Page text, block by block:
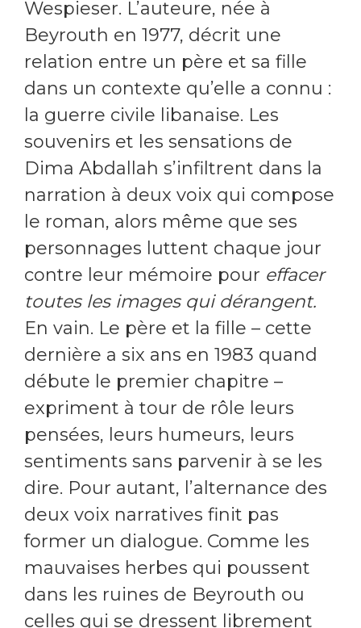
Wespieser. L’auteure, née à
Beyrouth en 1977, décrit une
relation entre un père et sa fille
dans un contexte qu’elle a connu :
la guerre civile libanaise. Les
souvenirs et les sensations de
Dima Abdallah s’infiltrent dans la
narration à deux voix qui compose
le roman, alors même que ses
personnages luttent chaque jour
contre leur mémoire pour effacer
toutes les images qui dérangent.
En vain. Le père et la fille – cette
dernière a six ans en 1983 quand
débute le premier chapitre –
expriment à tour de rôle leurs
pensées, leurs humeurs, leurs
sentiments sans parvenir à se les
dire. Pour autant, l’alternance des
deux voix narratives finit pas
former un dialogue. Comme les
mauvaises herbes qui poussent
dans les ruines de Beyrouth ou
celles qui se dressent librement